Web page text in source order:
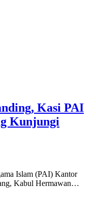
Kasi PAI
Kunjungi
Islam (PAI) Kantor
Kabul Hermawan…